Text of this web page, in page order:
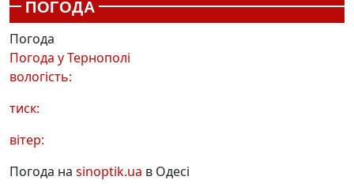
ПОГОДА
Погода
Погода уТернополі
вологість:
тиск:
вітер:
Погода на sinoptik.ua в Одесі